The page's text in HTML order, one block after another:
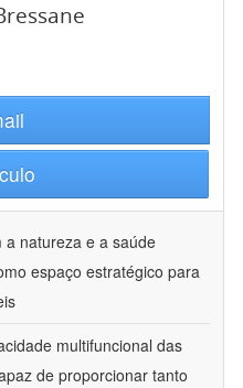
a natureza e a saúde
espaço estratégico para
multifuncional das
de proporcionar tanto